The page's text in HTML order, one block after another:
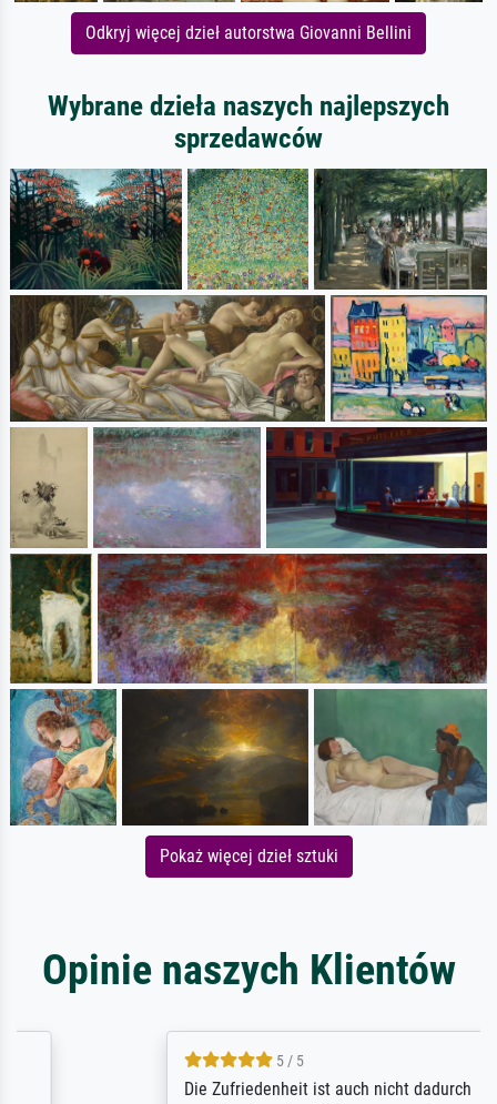
Odkryj więcej dzieł autorstwa Giovanni Bellini
Wybrane dzieła naszych najlepszych
sprzedawców
Pokaż więcej dzieł sztuki
Opinie naszych Klientów
5 / 5
Die Zufriedenheit ist auch nicht dadurch